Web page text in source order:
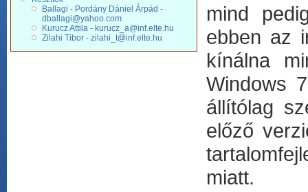
Ballagi - Pordány Dániel Árpád -
dballagi@yahoo.com
Kurucz Attila - kurucz_a@inf.elte.hu
Zilahi Tibor - zilahi_t@inf.elte.hu
mind
ebben az
kínálna
Windows
állítólag
előző
miatt.